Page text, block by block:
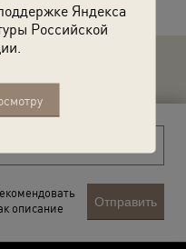
Яндекса
Российской
описание
Отправить